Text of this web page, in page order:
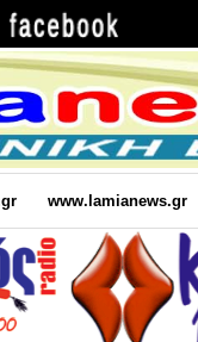
www.lamianews.gr